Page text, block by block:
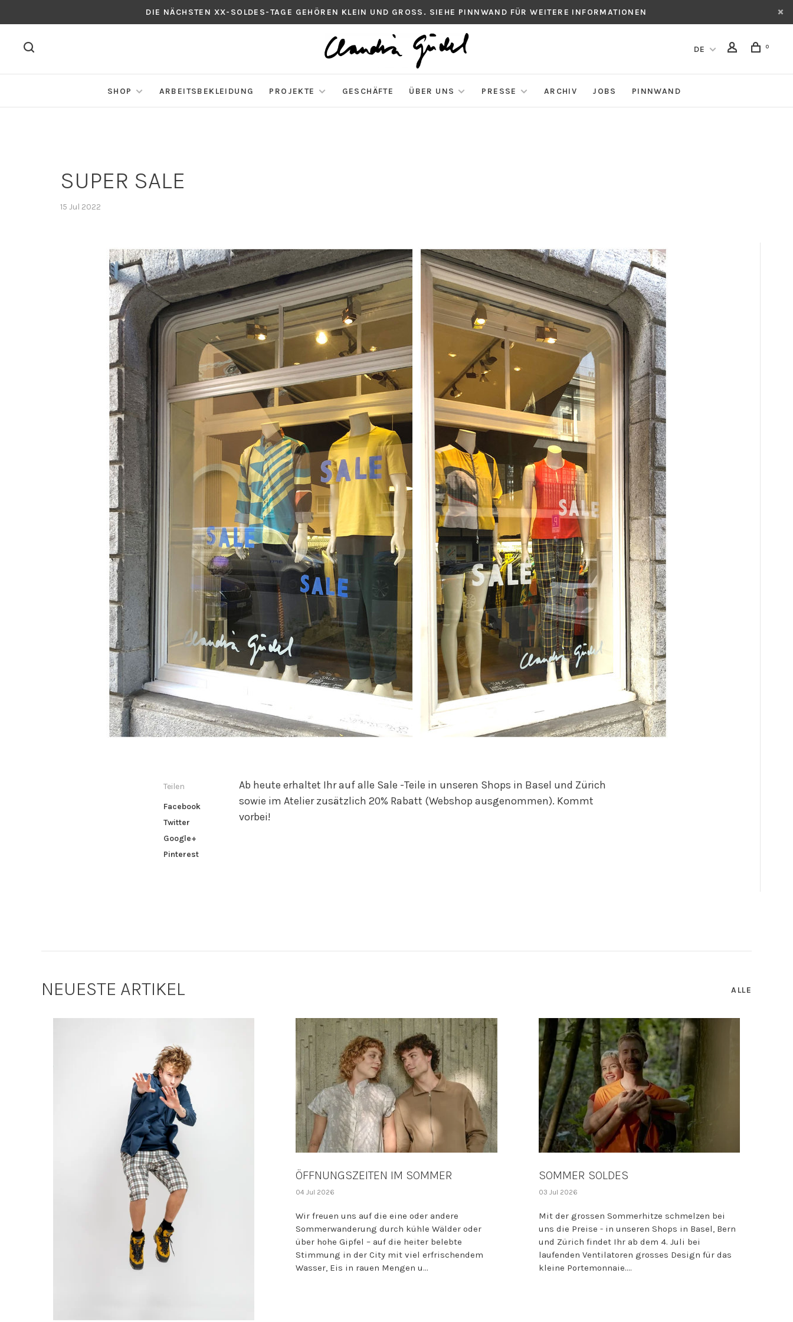
DIE NÄCHSTEN XX-SOLDES-TAGE GEHÖREN KLEIN UND GROSS. SIEHE PINNWAND FÜR WEITERE INFORMATIONEN
DE 0
SHOP ARBEITSBEKLEIDUNG PROJEKTE GESCHÄFTE ÜBER UNS PRESSE ARCHIV JOBS PINNWAND
SUPER SALE
15 Jul 2022
Teilen
Facebook
Twitter
Google+
Pinterest
Ab heute erhaltet Ihr auf alle Sale -Teile in unseren Shops in Basel und Zürich
sowie im Atelier zusätzlich 20% Rabatt (Webshop ausgenommen). Kommt
vorbei!
NEUESTE ARTIKEL ALLE
ÖFFNUNGSZEITEN IM SOMMER
04 Jul 2026
Wir freuen uns auf die eine oder andere
Sommerwanderung durch kühle Wälder oder
über hohe Gipfel – auf die heiter belebte
Stimmung in der City mit viel erfrischendem
Wasser, Eis in rauen Mengen u...
SOMMER SOLDES
03 Jul 2026
Mit der grossen Sommerhitze schmelzen bei
uns die Preise - in unseren Shops in Basel, Bern
und Zürich findet Ihr ab dem 4. Juli bei
laufenden Ventilatoren grosses Design für das
kleine Portemonnaie....